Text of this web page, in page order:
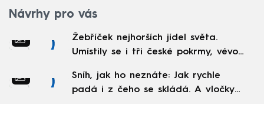
Návrhy pro vás
Žebříček nejhorších jídel světa.
Umístily se i tři české pokrmy, vévodí
Sníh, jak ho neznáte: Jak rychle
padá i z čeho se skládá. A vločky